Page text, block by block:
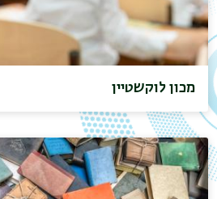
מכון לוקשטיין